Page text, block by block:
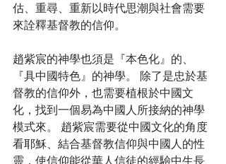
估、重尋、重新以時代思潮與社會需要
來詮釋基督教的信仰。
趙紫宸的神學也須是『本色化』的、
『具中國特色』的神學。 除了是忠於基
督教的信仰外，也需要植根於中國文
化，找到一個易為中國人所接納的神學
模式來。 趙紫宸需要從中國文化的角度
看耶穌、結合基督教信仰與中國人的性
靈，使信仰能從華人信徒的經驗中生長